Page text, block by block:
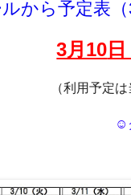
から予定表
3月10
（利用予定
☺